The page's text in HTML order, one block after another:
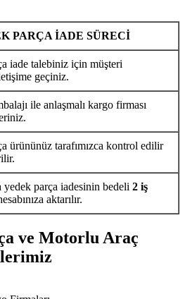
PARÇA İADE SÜRECİ
iade talebiniz için müşteri
geçiniz.
ile anlaşmalı kargo firması
ürününüz tarafımızca kontrol edilir
parça iadesinin bedeli 2 iş
aktarılır.
ve Motorlu Araç